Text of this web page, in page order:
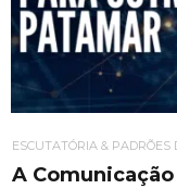
ESCUTATÓRIA &
A